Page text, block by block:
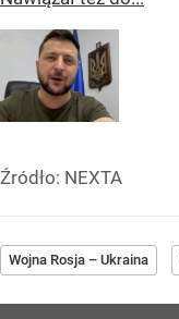
Źródło: NEXTA
Wojna Rosja – Ukraina